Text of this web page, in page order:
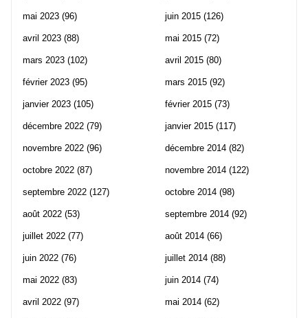
mai 2023 (96)
avril 2023 (88)
mars 2023 (102)
février 2023 (95)
janvier 2023 (105)
décembre 2022 (79)
novembre 2022 (96)
octobre 2022 (87)
septembre 2022 (127)
août 2022 (53)
juillet 2022 (77)
juin 2022 (76)
mai 2022 (83)
avril 2022 (97)
juin 2015 (126)
mai 2015 (72)
avril 2015 (80)
mars 2015 (92)
février 2015 (73)
janvier 2015 (117)
décembre 2014 (82)
novembre 2014 (122)
octobre 2014 (98)
septembre 2014 (92)
août 2014 (66)
juillet 2014 (88)
juin 2014 (74)
mai 2014 (62)